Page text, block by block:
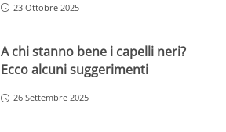
23 Ottobre 2025
A chi stanno bene i capelli neri?
Ecco alcuni suggerimenti
26 Settembre 2025